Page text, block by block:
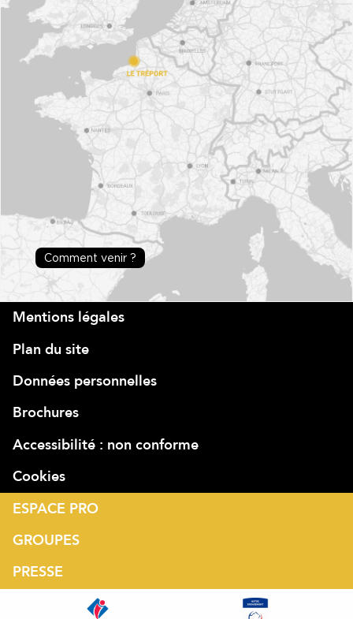
Comment venir ?
Mentions légales
Plan du site
Données personnelles
Brochures
Accessibilité : non conforme
Cookies
ESPACE PRO
GROUPES
PRESSE